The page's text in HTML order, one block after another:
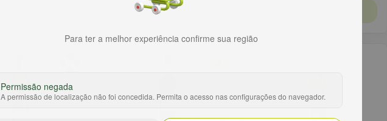
Indisponível
Para ter a melhor experiência confirme sua região
Permissão negada
A permissão de localização não foi concedida. Permita o acesso nas configurações do navegador.